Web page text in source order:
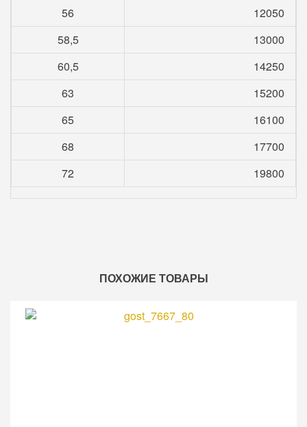
56
12050
58,5
13000
60,5
14250
63
15200
65
16100
68
17700
72
19800
ПОХОЖИЕ ТОВАРЫ